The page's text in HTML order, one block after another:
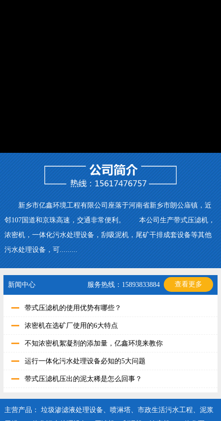
新乡市亿鑫环境工程有限公司座落于河南省新乡市朗公庙镇，近
邻107国道和京珠高速，交通非常便利。 本公司生产带式压滤机，
浓密机，一体化污水处理设备，刮吸泥机，尾矿干排成套设备等其他
污水处理设备，可.........
新闻中心 查看更多
服务热线：15893833884
带式压滤机的使用优势有哪些？
浓密机在选矿厂使用的6大特点
不知浓密机絮凝剂的添加量，亿鑫环境来教你
运行一体化污水处理设备必知的5大问题
带式压滤机压出的泥太稀是怎么回事？
主营产品： 垃圾渗滤液处理设备、 喷淋塔、 市政生活污水工程、 泥浆